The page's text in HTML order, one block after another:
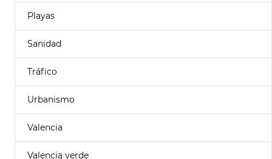
Playas
Sanidad
Tráfico
Urbanismo
Valencia
Valencia verde